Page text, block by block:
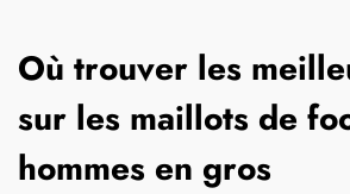
Où trouver les
sur les maillots de
hommes en gros